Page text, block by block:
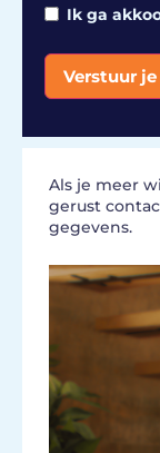
Ik ga
Verstuur
Als je meer
gerust
gegevens.